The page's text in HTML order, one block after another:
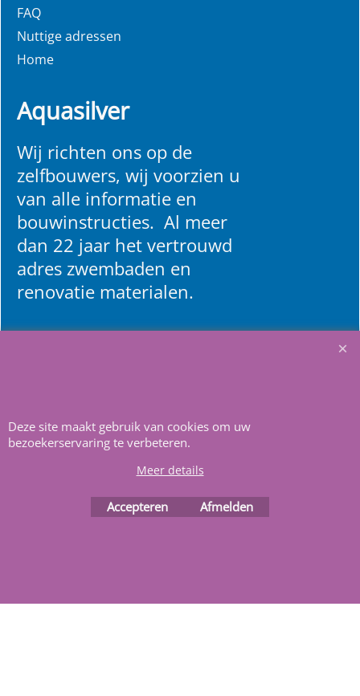
FAQ
Nuttige adressen
Home
Aquasilver
Wij richten ons op de
zelfbouwers, wij voorzien u
van alle informatie en
bouwinstructies. Al meer
dan 22 jaar het vertrouwd
adres zwembaden en
renovatie materialen.
Webwinkel gemaakt met
ShopFactory webwinkel
Deze site maakt gebruik van cookies om uw
bezoekerservaring te verbeteren.
Meer details
Accepteren Afmelden